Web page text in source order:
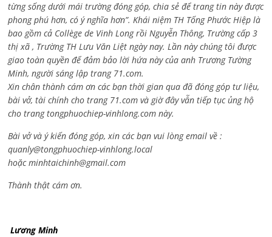
từng sống dưới mái trường đóng góp, chia sẻ để trang tin này được
phong phú hơn, có ý nghĩa hơn”. Khái niệm TH Tống Phước Hiệp là
bao gồm cả Collège de Vinh Long rồi Nguyễn Thông, Trường cấp 3
thị xã , Trường TH Lưu Văn Liệt ngày nay. Lần này chúng tôi được
giao toàn quyền để đảm bảo lời hứa này của anh Trương Tường
Minh, người sáng lập trang 71.com.
Xin chân thành cám ơn các bạn thời gian qua đã đóng góp tư liệu,
bài vở, tài chính cho trang 71.com và giờ đây vẫn tiếp tục ủng hộ
cho trang tongphuochiep-vinhlong.com này.
Bài vở và ý kiến đóng góp, xin các bạn vui lòng email về :
quanly@tongphuochiep-vinhlong.local
hoặcminhtaichinh@gmail.com
Thành thật cám ơn.
Lương Minh